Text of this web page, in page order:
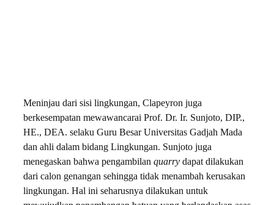
Meninjau dari sisi lingkungan, Clapeyron juga
berkesempatan mewawancarai Prof. Dr. Ir. Sunjoto, DIP.,
HE., DEA. selaku Guru Besar Universitas Gadjah Mada
dan ahli dalam bidang Lingkungan. Sunjoto juga
menegaskan bahwa pengambilan quarry dapat dilakukan
dari calon genangan sehingga tidak menambah kerusakan
lingkungan. Hal ini seharusnya dilakukan untuk